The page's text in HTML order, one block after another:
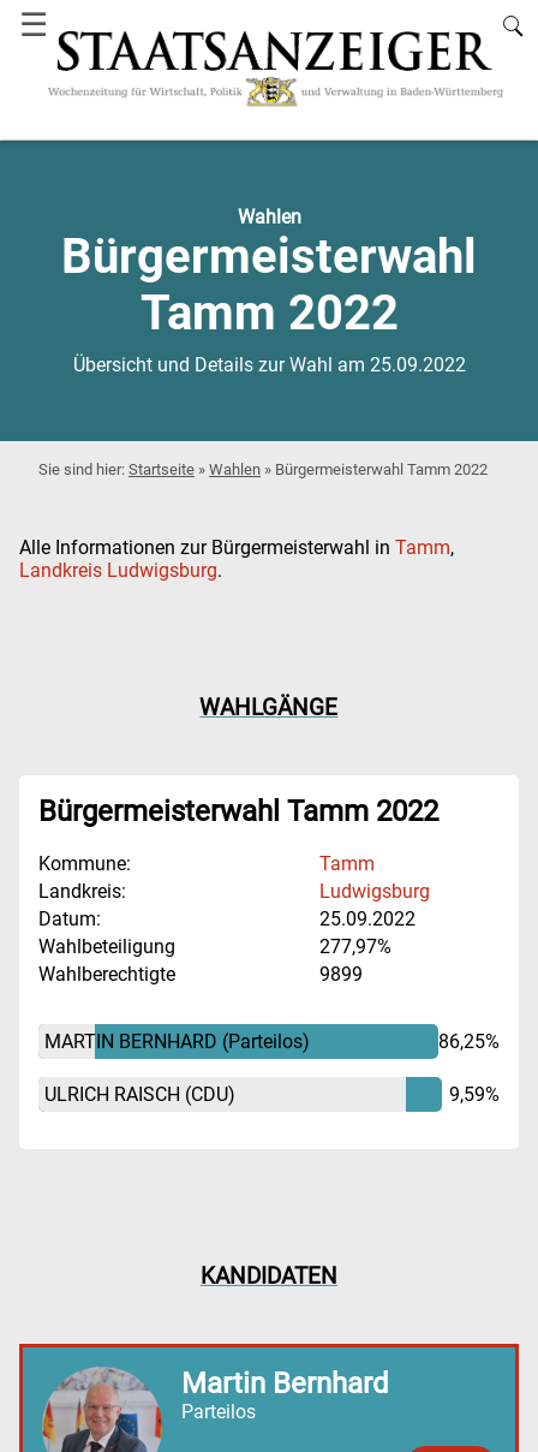
☰
Wahlen
Bürgermeisterwahl
Tamm 2022
Übersicht und Details zur Wahl am 25.09.2022
Startseite » Wahlen » Bürgermeisterwahl Tamm 2022
Alle Informationen zur Bürgermeisterwahl in Tamm,
Landkreis Ludwigsburg.
WAHLGÄNGE
Bürgermeisterwahl Tamm 2022
Kommune:
Tamm
Landkreis:
Ludwigsburg
Datum:
25.09.2022
Wahlbeteiligung
277,97%
Wahlberechtigte
9899
MARTIN BERNHARD (Parteilos) 86,25%
ULRICH RAISCH (CDU) 9,59%
KANDIDATEN
Martin Bernhard
Parteilos